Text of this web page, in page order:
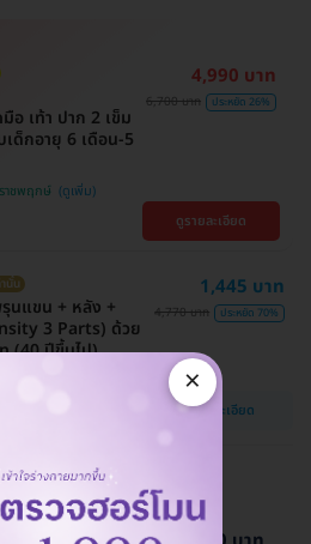
อ เท้า ปาก 2 เข็ม
ด็กอายุ 6 เดือน-5
าชพฤกษ์
4,990 บาท
6,700 บาท ประหยัด 26%
ดูรายละเอียด
นั้น
นแขน + หลัง +
3 Parts) ด้วย
(40 ปีขึ้นไป)
1,445 บาท
4,770 บาท ประหยัด 70%
ดูรายละเอียด
×